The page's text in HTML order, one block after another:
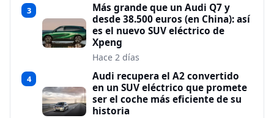
3
Más grande que un Audi Q7 y
desde 38.500 euros (en China): así
es el nuevo SUV eléctrico de
Xpeng
Hace 2 días
4
Audi recupera el A2 convertido
en un SUV eléctrico que promete
ser el coche más eficiente de su
historia